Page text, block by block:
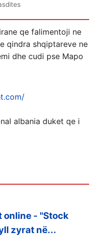
qe falimentoji ne
qindra shqiptareve ne
dhe cudi pse Mapo
albania duket qe i
online - "Stock
zyrat në...